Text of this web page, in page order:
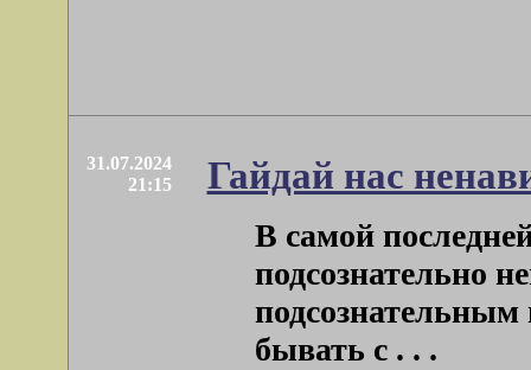
31.07.2024
21:15
Гайдай нас
В самой
подсознательно
бывать с . . .